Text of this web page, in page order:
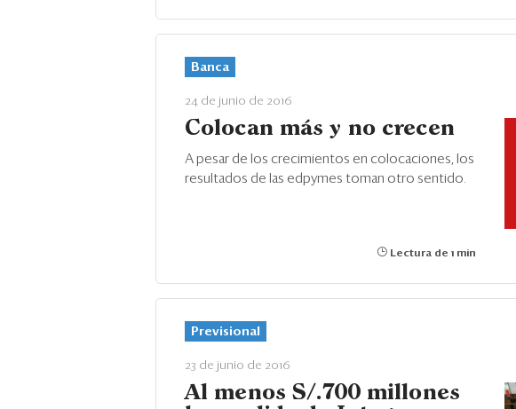
Banca
24 de junio de 2016
Colocan más y no crecen
A pesar de los crecimientos en colocaciones, los
resultados de las edpymes toman otro sentido.
Lectura de 1 min
Previsional
23 de junio de 2016
Al menos S/.700 millones